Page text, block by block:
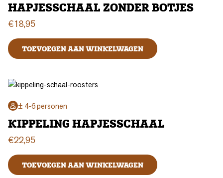
HAPJESSCHAAL ZONDER BOTJES
€18,95
TOEVOEGEN AAN WINKELWAGEN
± 4-6 personen
KIPPELING HAPJESSCHAAL
€22,95
TOEVOEGEN AAN WINKELWAGEN